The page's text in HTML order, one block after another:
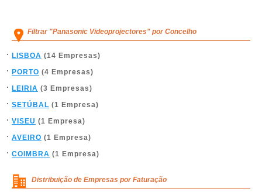
Filtrar "Panasonic Videoprojectores" por Concelho
LISBOA (14 Empresas)
PORTO (4 Empresas)
LEIRIA (3 Empresas)
SETÚBAL (1 Empresa)
VISEU (1 Empresa)
AVEIRO (1 Empresa)
COIMBRA (1 Empresa)
Distribuição de Empresas por Faturação